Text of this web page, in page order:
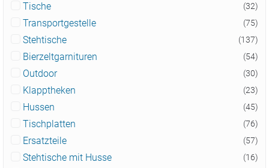
Tische (32)
Transportgestelle (75)
Stehtische (137)
Bierzeltgarnituren (54)
Outdoor (30)
Klapptheken (23)
Hussen (45)
Tischplatten (76)
Ersatzteile (57)
Stehtische mit Husse (16)